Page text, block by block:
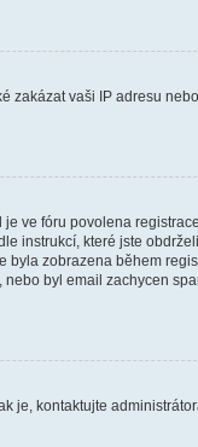
zakázat vaši IP adresu
ve fóru povolena
instrukcí, které jste
zobrazena během
byl email zachycen
je, kontaktujte